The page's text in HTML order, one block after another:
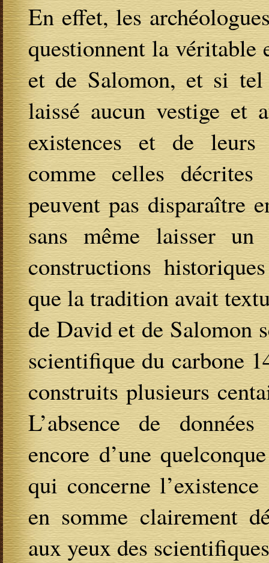
En effet, les
questionnent la véritable
et de Salomon, et si
laissé aucun vestige et
existences et de leurs
comme celles
peuvent pas disparaître
sans même laisser
constructions
que la tradition avait
de David et de Salomon
scientifique du carbone
construits plusieurs
L’absence de
encore d’une
qui concerne
en somme clairement
aux yeux des